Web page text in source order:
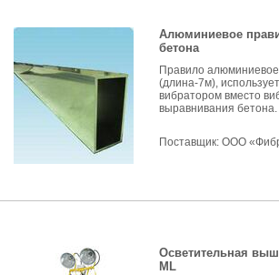
Алюминиевое
бетона
Правило
(длина-7м),
вибратором вместо
выравнивания
Поставщик: ООО
Осветительная
ML